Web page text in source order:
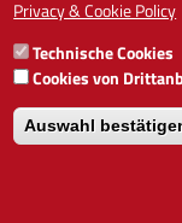
MwSt.-Nr.:
INSTITUT FÜR
MwSt.-Nr.:
Privacy & Cookie Policy
Technische Cookies
Cookies von
Auswahl